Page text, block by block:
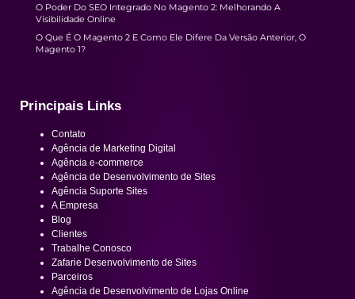
O Poder Do SEO Integrado No Magento 2: Melhorando A
Visibilidade Online
O Que É O Magento 2 E Como Ele Difere Da Versão Anterior, O
Magento 1?
Principais Links
Contato
Agência de Marketing Digital
Agência e-commerce
Agência de Desenvolvimento de Sites
Agência Suporte Sites
A Empresa
Blog
Clientes
Trabalhe Conosco
Zafarie Desenvolvimento de Sites
Parceiros
Agência de Desenvolvimento de Lojas Online